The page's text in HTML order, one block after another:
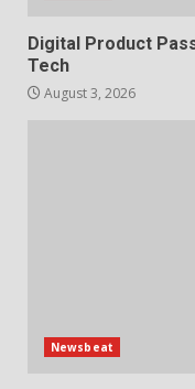
Digital Product
Tech
August 3, 2026
Newsbeat